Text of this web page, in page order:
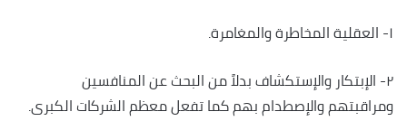
١- العقلية المخاطرة والمغامرة.
٢- الإبتكار والإستكشاف بدلاً من البحث عن المنافسين
ومراقبتهم والإصطدام بهم كما تفعل معظم الشركات الكبرى.